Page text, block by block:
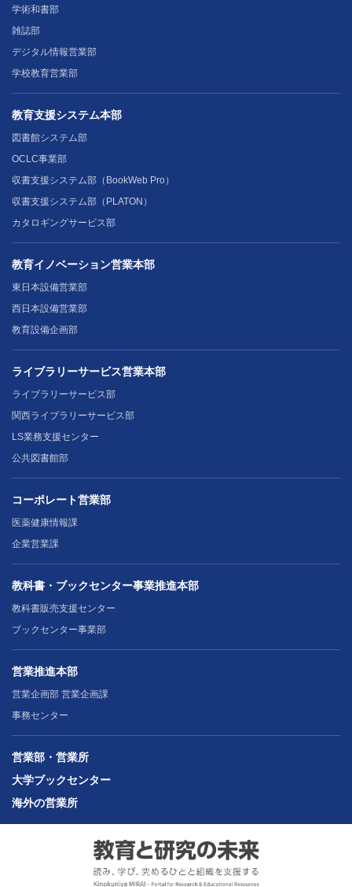
学術和書部
雑誌部
デジタル情報営業部
学校教育営業部
教育支援システム本部
図書館システム部
OCLC事業部
収書支援システム部（BookWeb Pro）
収書支援システム部（PLATON）
カタロギングサービス部
教育イノベーション営業本部
東日本設備営業部
西日本設備営業部
教育設備企画部
ライブラリーサービス営業本部
ライブラリーサービス部
関西ライブラリーサービス部
LS業務支援センター
公共図書館部
コーポレート営業部
医薬健康情報課
企業営業課
教科書・ブックセンター事業推進本部
教科書販売支援センター
ブックセンター事業部
営業推進本部
営業企画部 営業企画課
事務センター
営業部・営業所
大学ブックセンター
海外の営業所